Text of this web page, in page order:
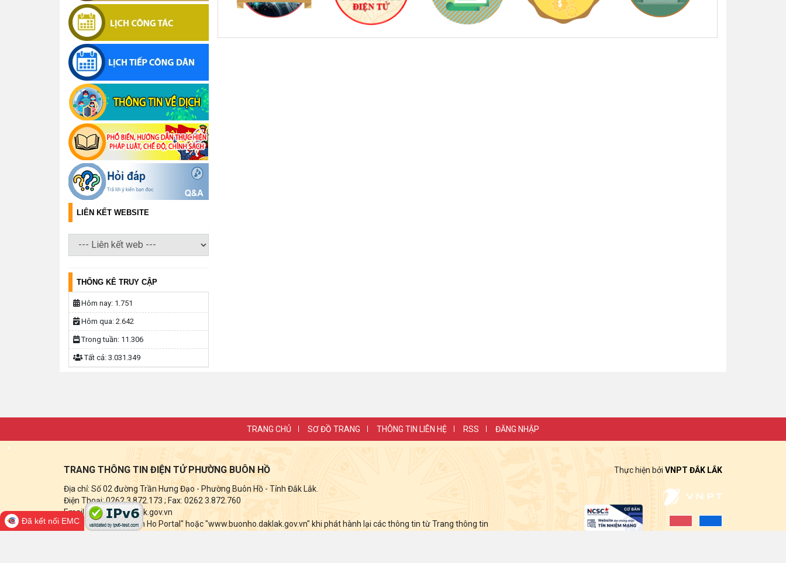
LIÊN KẾT WEBSITE
THỐNG KÊ TRUY CẬP
Hôm nay: 1.751
Hôm qua: 2.642
Trong tuần: 11.306
Tất cả: 3.031.349
TRANG CHỦ SƠ ĐỒ TRANG THÔNG TIN LIÊN HỆ RSS ĐĂNG NHẬP
TRANG THÔNG TIN ĐIỆN TỬ PHƯỜNG BUÔN HỒ
Địa chỉ: Số 02 đường Trần Hưng Đạo - Phường Buôn Hồ - Tỉnh Đắk Lắk.
Điện Thoại: 0262 3.872.173 ; Fax: 0262 3.872.760
Email: buonho@daklak.gov.vn
Ghi rõ nguồn tin "Buon Ho Portal" hoặc "www.buonho.daklak.gov.vn" khi phát hành lại các thông tin từ Trang thông tin
Thực hiện bởiVNPT ĐẮK LẮK
Đã kết nối EMC